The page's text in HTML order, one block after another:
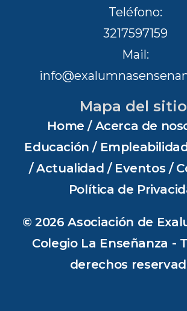
Teléfono:
3217597159
Mail:
Mapa del
Home / Acerca de
Educación /
/Actualidad / Eventos /
Política de
© 2026 Asociación de
Colegio La Enseñanza -
derechos